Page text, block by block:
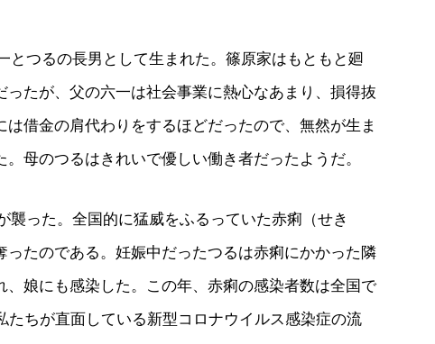
とつるの長男として生まれた。篠原家はもともと廻
たが、父の六一は社会事業に熱心なあまり、損得抜
借金の肩代わりをするほどだったので、無然が生ま
母のつるはきれいで優しい働き者だったようだ。
襲った。全国的に猛威をふるっていた赤痢（せき
ったのである。妊娠中だったつるは赤痢にかかった隣
、娘にも感染した。この年、赤痢の感染者数は全国で
たちが直面している新型コロナウイルス感染症の流